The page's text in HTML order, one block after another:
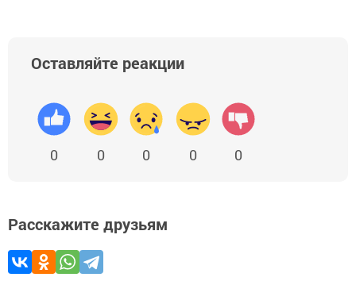
Оставляйте реакции
0 0 0 0 0
Расскажите друзьям